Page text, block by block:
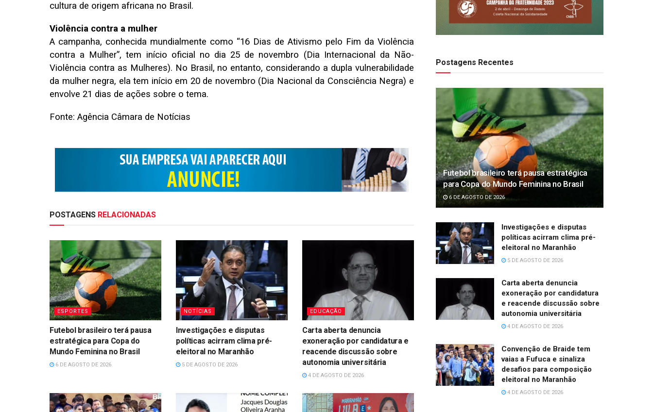
cultura de origem africana no Brasil.
Violência contra a mulher
A campanha, conhecida mundialmente como “16 Dias de Ativismo pelo Fim da Violência
contra a Mulher”, tem início oficial no dia 25 de novembro (Dia Internacional da Não-
Violência contra as Mulheres). No Brasil, no entanto, considerando a dupla vulnerabilidade
da mulher negra, ela tem início em 20 de novembro (Dia Nacional da Consciência Negra) e
envolve 21 dias de ações sobre o tema.
Fonte: Agência Câmara de Notícias
POSTAGENS RELACIONADAS
ESPORTES
Futebol brasileiro terá pausa
estratégica para Copa do
Mundo Feminina no Brasil
6 DE AGOSTO DE 2026
NOTÍCIAS
Investigações e disputas
políticas acirram clima pré-
eleitoral no Maranhão
5 DE AGOSTO DE 2026
EDUCAÇÃO
Carta aberta denuncia
exoneração por candidatura e
reacende discussão sobre
autonomia universitária
4 DE AGOSTO DE 2026
Postagens Recentes
Futebol brasileiro terá pausa estratégica
para Copa do Mundo Feminina no Brasil
6 DE AGOSTO DE 2026
Investigações e disputas
políticas acirram clima pré-
eleitoral no Maranhão
5 DE AGOSTO DE 2026
Carta aberta denuncia
exoneração por candidatura
e reacende discussão sobre
autonomia universitária
4 DE AGOSTO DE 2026
Convenção de Braide tem
vaias a Fufuca e sinaliza
desafios para composição
eleitoral no Maranhão
4 DE AGOSTO DE 2026